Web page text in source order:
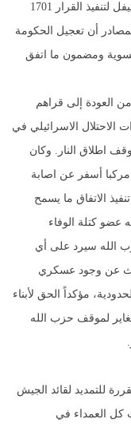
الليطاني، وبسط سلطة الدولة بالتنسيق مع اليونيفل لتنفيذ القرار 1701
أن تعجيل الحكومة
ومضمون ما اتفق
العودة إلى قراهم
الاحتلال الاسرائيلي في
اطلاق النار. وكان
أسفر عن اصابة
الاتفاق ما يسمح
عضو كتلة الوفاء
الله سيرد على أي
عن وجود عسكري
مؤكداً الحق لأبناء
لموقف حزب الله
للتمديد لقائد الجيش
كل العمداء في